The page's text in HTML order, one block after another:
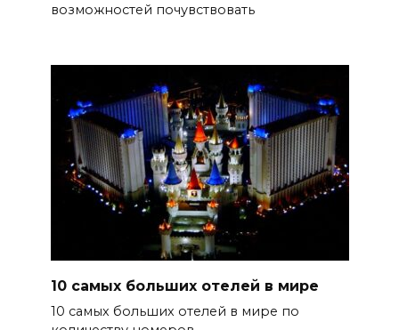
возможностей почувствовать
10 самых больших отелей в мире
10 самых больших отелей в мире по